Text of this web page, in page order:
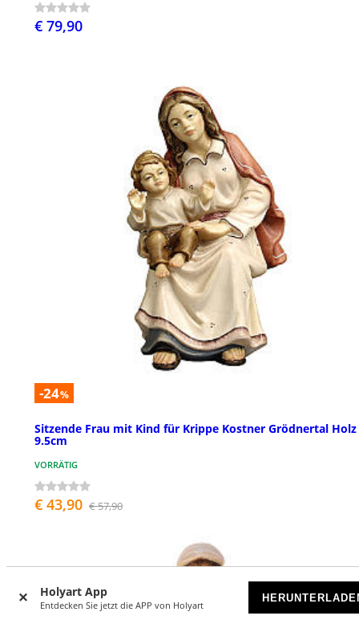
Holyart App
Entdecken Sie jetzt die APP von Holyart
€ 79,90
-24%
Sitzende Frau mit Kind für Krippe Kostner Grödnertal Holz
9.5cm
VORRÄTIG
€ 43,90 € 57,90